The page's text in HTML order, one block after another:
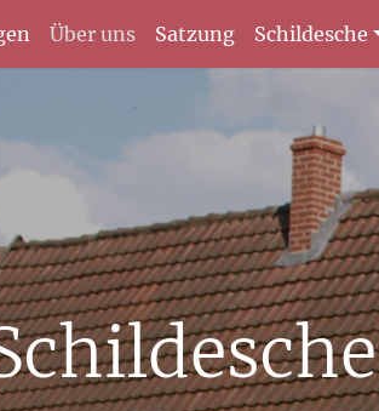
Über uns Satzung Schildesche